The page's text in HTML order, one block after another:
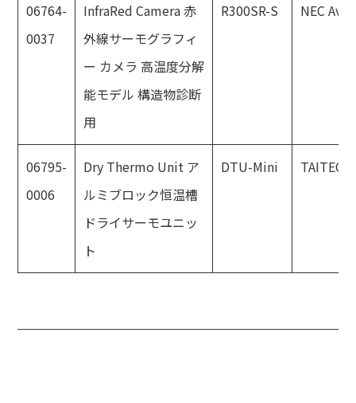
06764-
0037
InfraRed Camera 赤
外線サーモグラフィ
ー カメラ 高温度分解
能モデル 構造物診断
用
R300SR-S NEC Avio
06795-
0006
Dry Thermo Unit ア
ルミブロック恒温槽
ドライサーモユニッ
ト
DTU-Mini TAITEC